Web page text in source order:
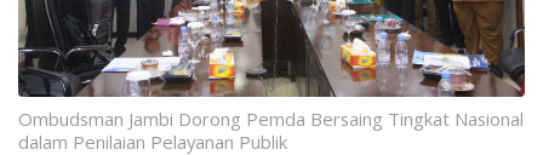
Ombudsman Jambi Dorong Pemda Bersaing Tingkat Nasional
dalam Penilaian Pelayanan Publik